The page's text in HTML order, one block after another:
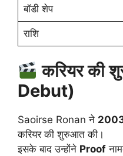
बॉडी शेप
राशि
करियर की
Debut)
Saoirse Ronan ने
करियर की शुरुआत की।
इसके बाद उन्होंने Proof